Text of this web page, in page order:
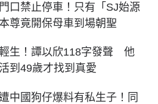
口禁止停車！只有「SJ始源
尊竟開保母車到場朝聖
生！譚以欣118字發聲 他
到49歲才找到真愛
中國狗仔爆料有私生子！同